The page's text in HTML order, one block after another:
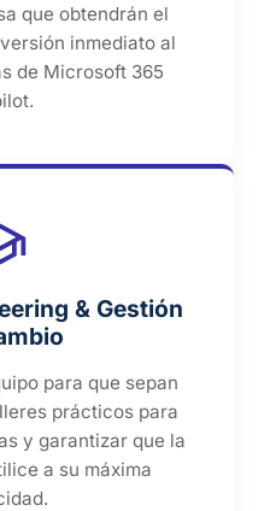
que obtendrán el
inmediato al
de Microsoft 365
& Gestión
para que sepan
prácticos para
y garantizar que la
a su máxima